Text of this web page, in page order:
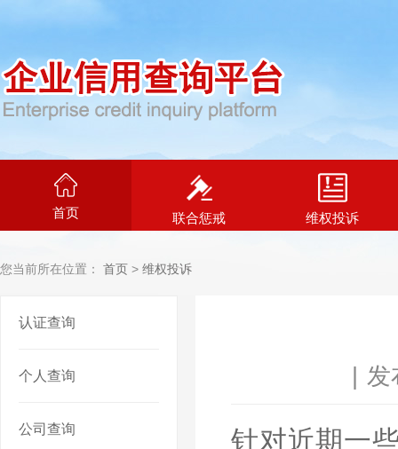
首页 联合惩戒 维权投诉
您当前所在位置： 首页 > 维权投诉
认证查询
个人查询
公司查询
发
针对近期一